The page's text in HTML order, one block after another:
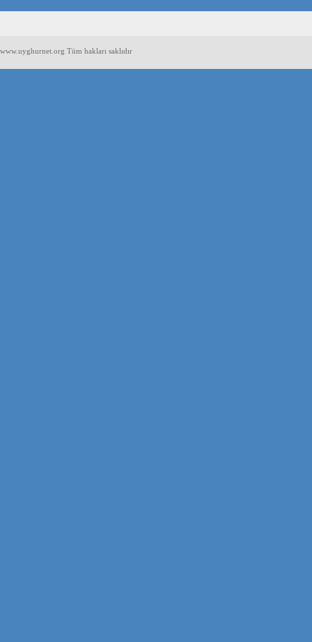
www.uyghurnet.org Tüm hakları saklıdır